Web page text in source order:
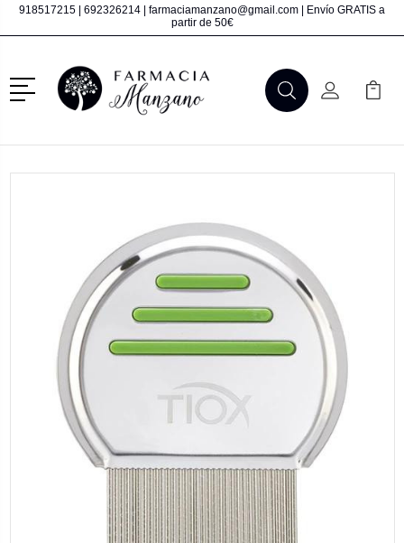
918517215 692326214 farmaciamanzano@gmail.com | Envío GRATIS a
partir de 50€
Menú
BuscarMi Cuenta
Mi